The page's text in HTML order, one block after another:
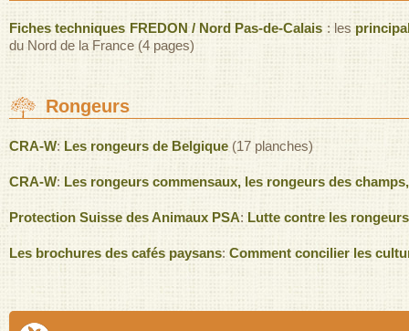
Fiches techniques FREDON / Nord Pas-de-Calais : les
du Nord de la France (4 pages)
Rongeurs
CRA-W: Les rongeurs de Belgique (17 planches)
CRA-W: Les rongeurs commensaux, les rongeurs des
Protection Suisse des Animaux PSA: Lutte contre les
Les brochures des cafés paysans: Comment concilier les